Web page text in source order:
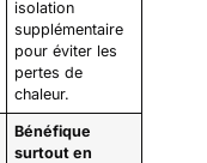
isolation
supplémentaire
pour éviter les
pertes de
chaleur.
Bénéfique
surtout en